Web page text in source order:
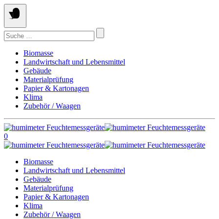
Springe
zum
Inhalt
Suchen
nach:
Biomasse
Landwirtschaft und Lebensmittel
Gebäude
Materialprüfung
Papier & Kartonagen
Klima
Zubehör / Waagen
0
Biomasse
Landwirtschaft und Lebensmittel
Gebäude
Materialprüfung
Papier & Kartonagen
Klima
Zubehör / Waagen